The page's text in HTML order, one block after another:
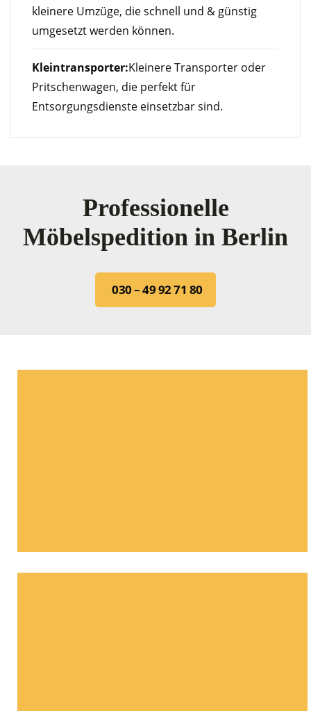
kleinere Umzüge, die schnell und & günstig
umgesetzt werden können.
Kleintransporter:Kleinere Transporter oder
Pritschenwagen, die perfekt für
Entsorgungsdienste einsetzbar sind.
Professionelle
Möbelspedition in Berlin
030 – 49 92 71 80